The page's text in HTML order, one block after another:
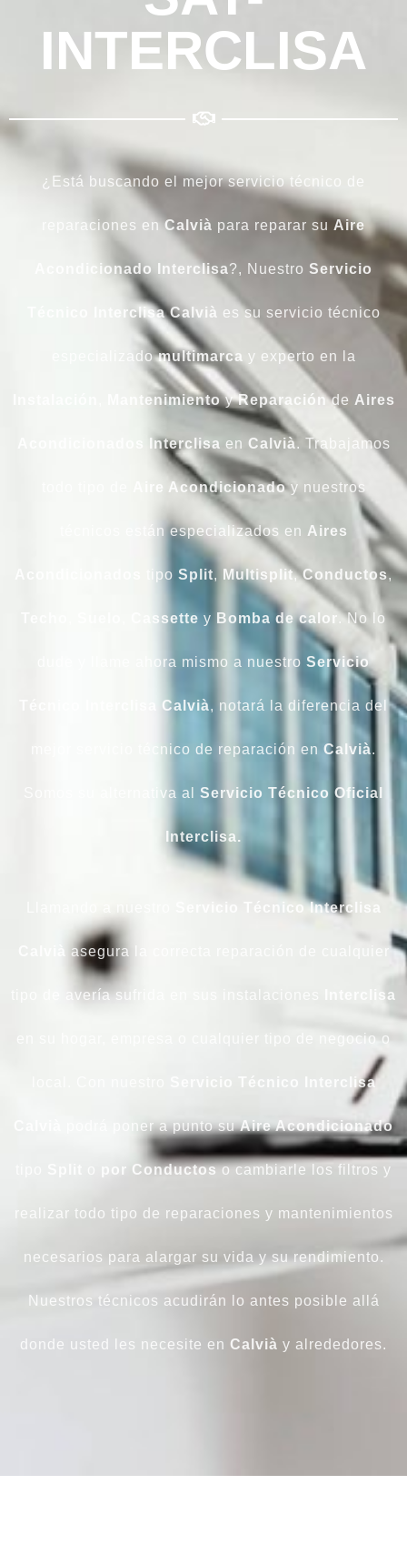
INTERCLISA
¿Está buscando el mejor servicio técnico de
reparaciones enCalvià para reparar su Aire
Acondicionado Interclisa?, Nuestro Servicio
Técnico Interclisa Calvià es su servicio técnico
especializadomultimarca y experto en la
MantenimientoyReparaciónde Aires
Acondicionados Interclisa en Calvià. Trabajamos
Aire Acondicionadoy nuestros
técnicos están especializados en Aires
tipo Split, Multisplit,Conductos,
Cassette y Bomba de calor. No lo
dude y llame ahora mismo a nuestro Servicio
Técnico Interclisa Calvià, notará la diferencia del
mejor servicio técnico de reparación en Calvià.
Somos su alternativa al Servicio Técnico Oficial
Interclisa.
Servicio Técnico Interclisa
asegura la correcta reparación de cualquier
tipo de avería sufrida en sus instalaciones Interclisa
en su hogar, empresa o cualquier tipo de negocio o
Servicio Técnico Interclisa
podrá poner a punto suAire Acondicionado
por Conductoso cambiarle los filtros y
realizar todo tipo de reparaciones y mantenimientos
necesarios para alargar su vida y su rendimiento.
Nuestros técnicos acudirán lo antes posible allá
donde usted les necesite en Calvià y alrededores.